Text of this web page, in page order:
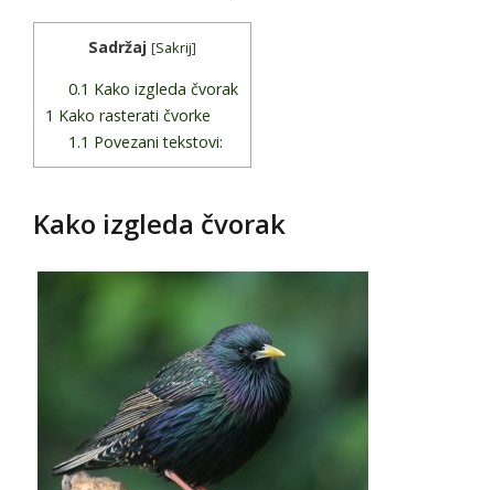
Sadržaj [Sakrij]
0.1 Kako izgleda čvorak
1 Kako rasterati čvorke
1.1 Povezani tekstovi:
Kako izgleda čvorak